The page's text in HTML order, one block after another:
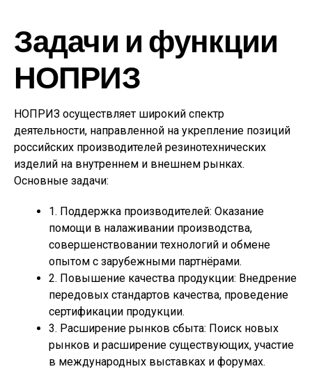
Задачи и функции
НОПРИЗ
НОПРИЗ осуществляет широкий спектр
деятельности, направленной на укрепление позиций
российских производителей резинотехнических
изделий на внутреннем и внешнем рынках.
Основные задачи:
1. Поддержка производителей: Оказание
помощи в налаживании производства,
совершенствовании технологий и обмене
опытом с зарубежными партнёрами.
2. Повышение качества продукции: Внедрение
передовых стандартов качества, проведение
сертификации продукции.
3. Расширение рынков сбыта: Поиск новых
рынков и расширение существующих, участие
в международных выставках и форумах.